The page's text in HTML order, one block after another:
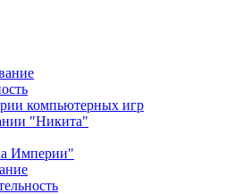
компьютерных игр
"Никита"
Империи"